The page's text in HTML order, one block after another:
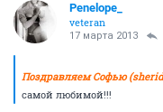
Penelope_
veteran
17 марта 2013
Поздравляем Софью
самой любимой!!!